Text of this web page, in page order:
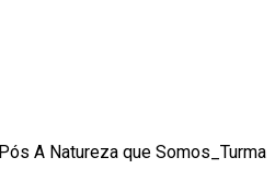
A Natureza que Somos_Turma